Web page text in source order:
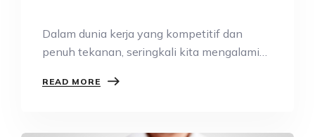
Dalam dunia kerja yang kompetitif dan
penuh tekanan, seringkali kita mengalami
READ MORE